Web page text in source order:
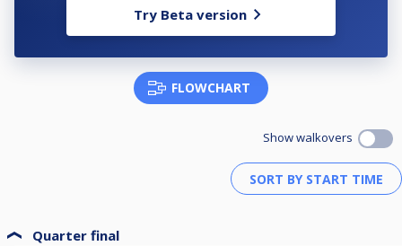
Try Beta version
FLOWCHART
Show walkovers
Quarter final